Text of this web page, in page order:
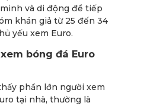
và di động để tiếp
khán giả từ 25 đến 34
yếu xem Euro.
bóng đá Euro
phần lớn người xem
tại nhà, thường là